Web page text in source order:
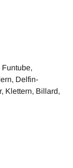
Delfin-
Klettern, Billard,